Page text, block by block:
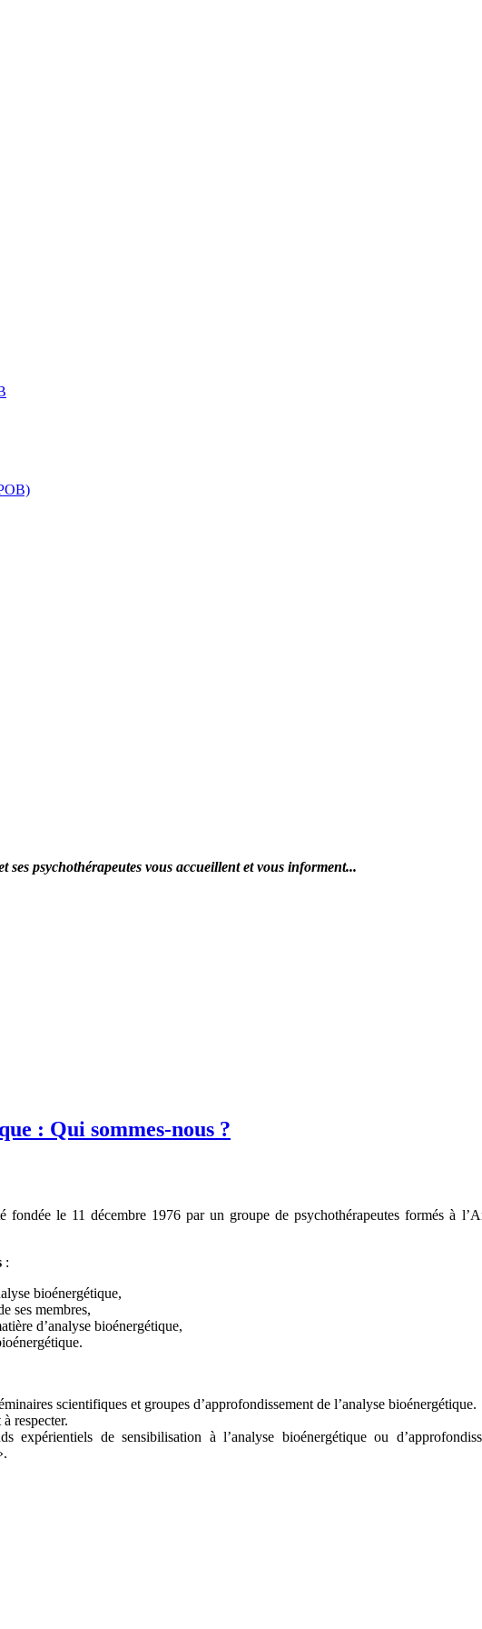
psychothérapeutes vous accueillent et vous informent...
: Qui sommes-nous ?
fondée le 11 décembre 1976 par un groupe de psychothérapeutes formés à
:
bioénergétique,
ses membres,
d’analyse bioénergétique,
scientifiques et groupes d’approfondissement de l’analyse bioénergétique.
respecter.
expérientiels de sensibilisation à l’analyse bioénergétique ou